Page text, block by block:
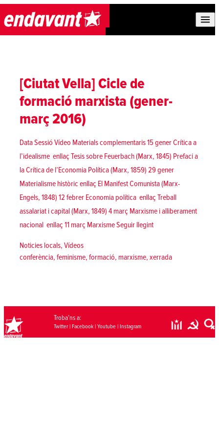
Skip to content
[Ciutat Vella] Cicle de
formació marxista (gener-
març 2016)
Data Sessió Vídeo Materials complementaris 15 gener Crítica a
l’idealisme enllaç Tesis sobre Feuerbach (Marx, 1845) Prefaci a
la Crítica de l’Economia Política (Marx, 1859) 29 gener
Materialisme històric enllaç El Manifest Comunista (Marx-
Engels, 1848) 12 febrer Economia política enllaç Treball
assalariat i capital (Marx, 1849) 4 març Marxisme i alliberament
nacional enllaç 11 març MarxismeSeguir llegint«[Ciutat Vella] Cicle
Posted in
Noticies locals, Vídeos
Tags:
conferència, feminisme, formació, marxisme, xerrada
Troba’ns a:
Twitter| Facebook| Youtube| Instagram